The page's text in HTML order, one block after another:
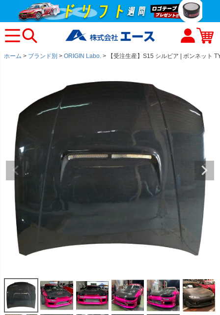
ホーム ブランド別 ORIGIN Labo. 【受注生産】S15 シルビア | ボンネット